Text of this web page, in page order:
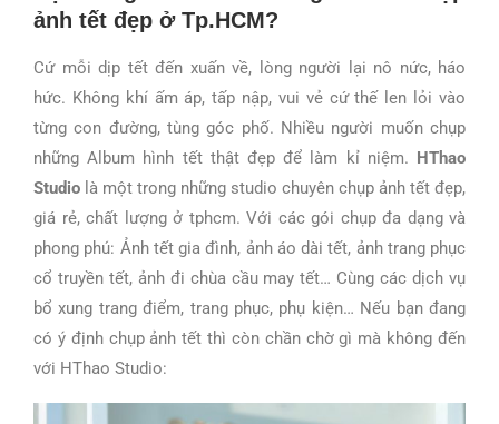
ảnh tết đẹp ở Tp.HCM?
Cứ mỗi dịp tết đến xuấn về, lòng người lại nô nức, háo
hức. Không khí ấm áp, tấp nập, vui vẻ cứ thế len lỏi vào
từng con đường, tùng góc phố. Nhiều người muốn chụp
những Album hình tết thật đẹp để làm kỉ niệm. HThao
Studio là một trong những studio chuyên chụp ảnh tết đẹp,
giá rẻ, chất lượng ở tphcm. Với các gói chụp đa dạng và
phong phú: Ảnh tết gia đình, ảnh áo dài tết, ảnh trang phục
cổ truyền tết, ảnh đi chùa cầu may tết… Cùng các dịch vụ
bổ xung trang điểm, trang phục, phụ kiện… Nếu bạn đang
có ý định chụp ảnh tết thì còn chần chờ gì mà không đến
với HThao Studio: